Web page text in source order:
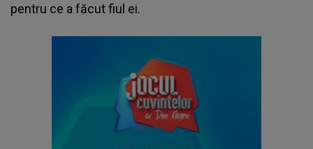
pentru ce a făcut fiul ei.